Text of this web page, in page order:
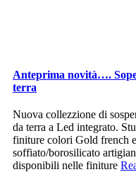
Anteprima novità….
terra
Nuova collezzione di
da terra a Led integrato.
finiture colori Gold french
soffiato/borosilicato
disponibili nelle finiture